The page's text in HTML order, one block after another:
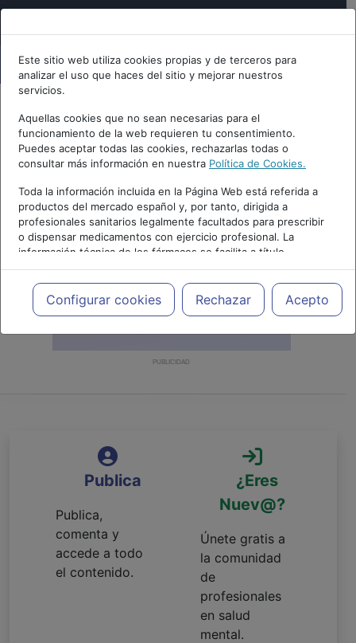
Este sitio web utiliza cookies propias y de terceros para
analizar el uso que haces del sitio y mejorar nuestros
servicios.
Aquellas cookies que no sean necesarias para el
funcionamiento de la web requieren tu consentimiento.
Puedes aceptar todas las cookies, rechazarlas todas o
consultar más información en nuestra Política de Cookies.
Toda la información incluida en la Página Web está referida a
productos del mercado español y, por tanto, dirigida a
profesionales sanitarios legalmente facultados para prescribir
o dispensar medicamentos con ejercicio profesional. La
información técnica de los fármacos se facilita a título
meramente informativo, siendo responsabilidad de los
profesionales facultados prescribir medicamentos y decidir, en
cada caso concreto, el tratamiento más adecuado a las
necesidades del paciente.
Configurar cookies Rechazar Acepto
PUBLICIDAD
Publica
Publica,
comenta y
accede a todo
el contenido.
¿Eres
Nuev@?
Únete gratis a
la comunidad
de
profesionales
en salud
mental.